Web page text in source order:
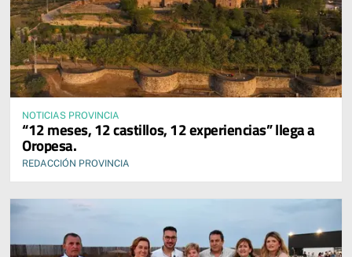
NOTICIAS PROVINCIA
“12 meses, 12 castillos, 12 experiencias” llega a
Oropesa.
REDACCIÓN PROVINCIA